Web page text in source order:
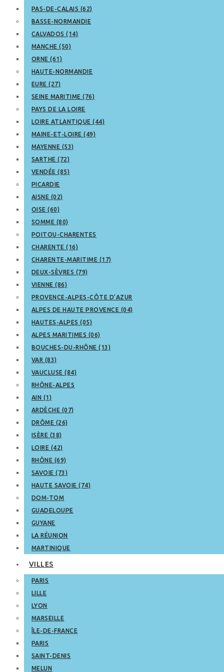
PAS-DE-CALAIS (62)
BASSE-NORMANDIE
CALVADOS (14)
MANCHE (50)
ORNE (61)
HAUTE-NORMANDIE
EURE (27)
SEINE MARITIME (76)
PAYS DE LA LOIRE
LOIRE ATLANTIQUE (44)
MAINE-ET-LOIRE (49)
MAYENNE (53)
SARTHE (72)
VENDÉE (85)
PICARDIE
AISNE (02)
OISE (60)
SOMME (80)
POITOU-CHARENTES
CHARENTE (16)
CHARENTE-MARITIME (17)
DEUX-SÈVRES (79)
VIENNE (86)
PROVENCE-ALPES-CÔTE D’AZUR
ALPES DE HAUTE PROVENCE (04)
HAUTES-ALPES (05)
ALPES MARITIMES (06)
BOUCHES-DU-RHÔNE (13)
VAR (83)
VAUCLUSE (84)
RHÔNE-ALPES
AIN (1)
ARDÈCHE (07)
DRÔME (26)
ISÈRE (38)
LOIRE (42)
RHÔNE (69)
SAVOIE (73)
HAUTE SAVOIE (74)
DOM-TOM
GUADELOUPE
GUYANE
LA RÉUNION
MARTINIQUE
VILLES
PARIS
LILLE
LYON
MARSEILLE
ÎLE-DE-FRANCE
PARIS
SAINT-DENIS
MELUN